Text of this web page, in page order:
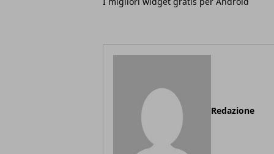
Redazione